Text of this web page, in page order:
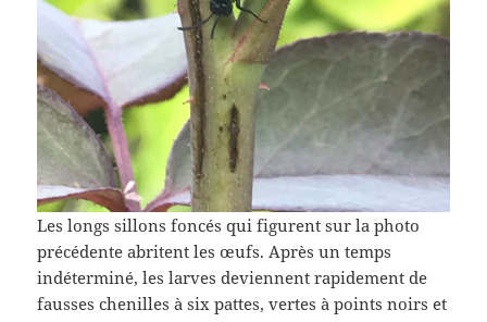
Les longs sillons foncés qui figurent sur la photo
précédente abritent les œufs. Après un temps
indéterminé, les larves deviennent rapidement de
fausses chenilles à six pattes, vertes à points noirs et